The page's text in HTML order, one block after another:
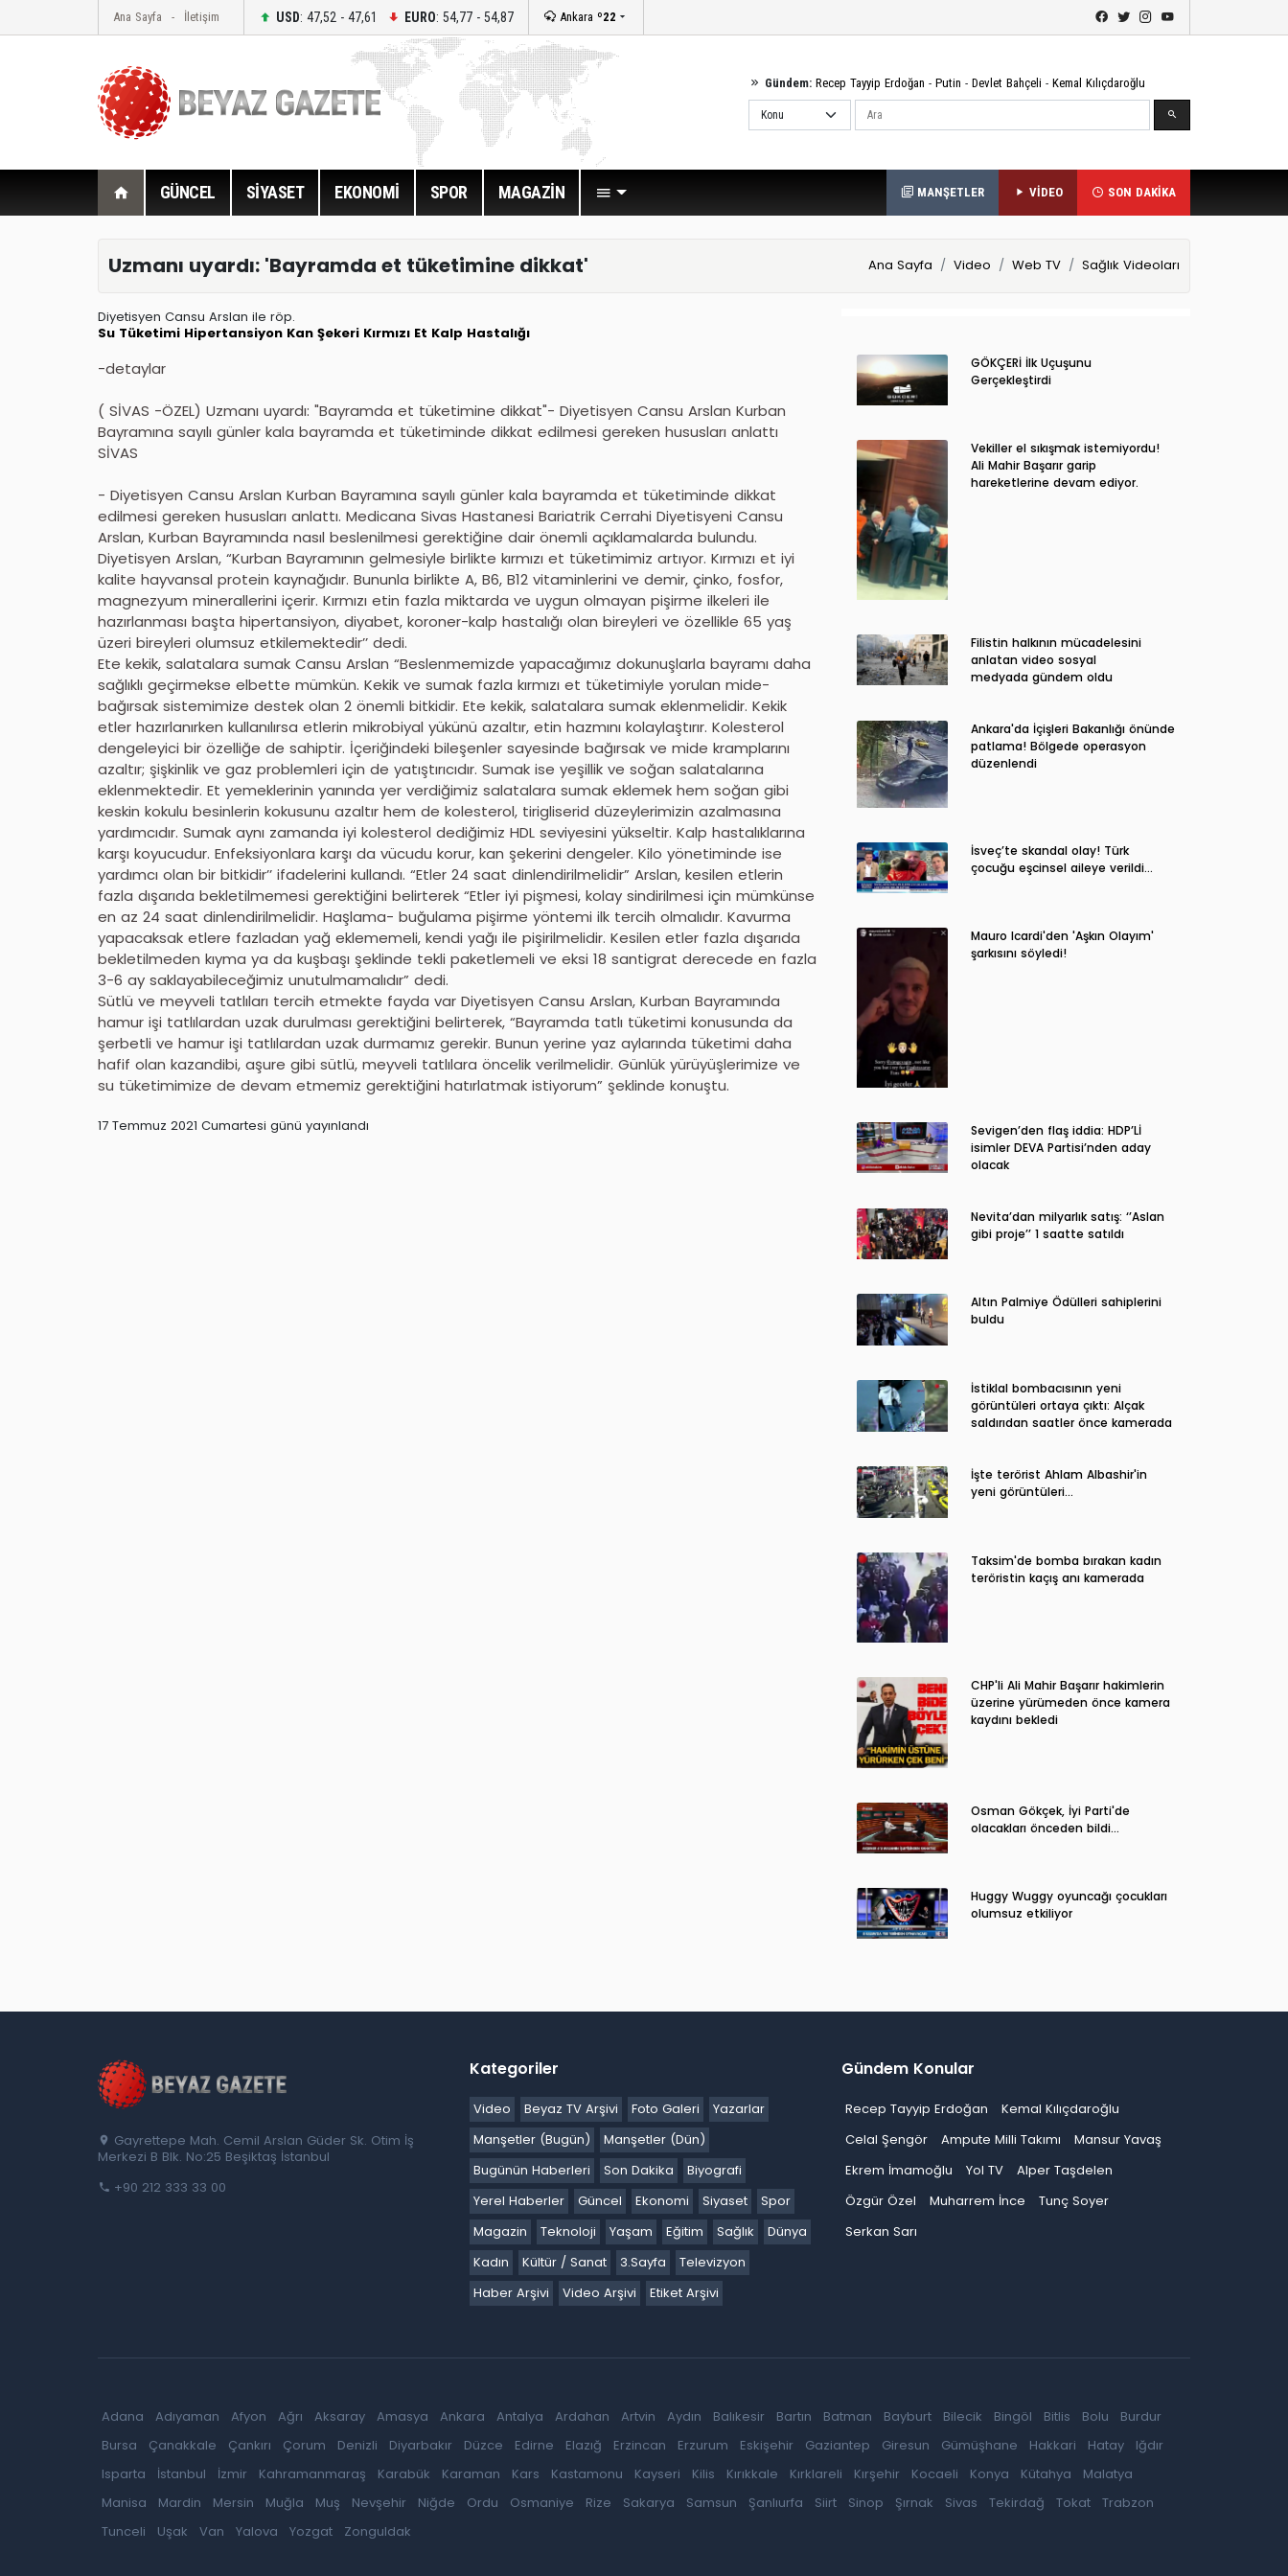
Ana Sayfa İletişim USD: 47,52 - 47,61 EURO: 54,77 - 54,87 Ankara º22
Gündem: Recep Tayyip Erdoğan - Putin - Devlet Bahçeli - Kemal Kılıçdaroğlu
Ara
GÜNCEL SİYASET EKONOMİ SPOR MAGAZİN MANŞETLER VİDEO SON DAKİKA
Uzmanı uyardı: 'Bayramda et tüketimine dikkat' Ana Sayfa Video Web TV Sağlık Videoları
Diyetisyen Cansu Arslan ile röp.
Su Tüketimi Hipertansiyon Kan Şekeri Kırmızı Et Kalp Hastalığı
-detaylar
( SİVAS -ÖZEL) Uzmanı uyardı: "Bayramda et tüketimine dikkat"- Diyetisyen Cansu Arslan Kurban
Bayramına sayılı günler kala bayramda et tüketiminde dikkat edilmesi gereken hususları anlattı
SİVAS
- Diyetisyen Cansu Arslan Kurban Bayramına sayılı günler kala bayramda et tüketiminde dikkat
edilmesi gereken hususları anlattı. Medicana Sivas Hastanesi Bariatrik Cerrahi Diyetisyeni Cansu
Arslan, Kurban Bayramında nasıl beslenilmesi gerektiğine dair önemli açıklamalarda bulundu.
Diyetisyen Arslan, “Kurban Bayramının gelmesiyle birlikte kırmızı et tüketimimiz artıyor. Kırmızı et iyi
kalite hayvansal protein kaynağıdır. Bununla birlikte A, B6, B12 vitaminlerini ve demir, çinko, fosfor,
magnezyum minerallerini içerir. Kırmızı etin fazla miktarda ve uygun olmayan pişirme ilkeleri ile
hazırlanması başta hipertansiyon, diyabet, koroner-kalp hastalığı olan bireyleri ve özellikle 65 yaş
üzeri bireyleri olumsuz etkilemektedir’’ dedi.
Ete kekik, salatalara sumak Cansu Arslan “Beslenmemizde yapacağımız dokunuşlarla bayramı daha
sağlıklı geçirmekse elbette mümkün. Kekik ve sumak fazla kırmızı et tüketimiyle yorulan mide-
bağırsak sistemimize destek olan 2 önemli bitkidir. Ete kekik, salatalara sumak eklenmelidir. Kekik
etler hazırlanırken kullanılırsa etlerin mikrobiyal yükünü azaltır, etin hazmını kolaylaştırır. Kolesterol
dengeleyici bir özelliğe de sahiptir. İçeriğindeki bileşenler sayesinde bağırsak ve mide kramplarını
azaltır; şişkinlik ve gaz problemleri için de yatıştırıcıdır. Sumak ise yeşillik ve soğan salatalarına
eklenmektedir. Et yemeklerinin yanında yer verdiğimiz salatalara sumak eklemek hem soğan gibi
keskin kokulu besinlerin kokusunu azaltır hem de kolesterol, tirigliserid düzeylerimizin azalmasına
yardımcıdır. Sumak aynı zamanda iyi kolesterol dediğimiz HDL seviyesini yükseltir. Kalp hastalıklarına
karşı koyucudur. Enfeksiyonlara karşı da vücudu korur, kan şekerini dengeler. Kilo yönetiminde ise
yardımcı olan bir bitkidir’’ ifadelerini kullandı. “Etler 24 saat dinlendirilmelidir” Arslan, kesilen etlerin
fazla dışarıda bekletilmemesi gerektiğini belirterek “Etler iyi pişmesi, kolay sindirilmesi için mümkünse
en az 24 saat dinlendirilmelidir. Haşlama- buğulama pişirme yöntemi ilk tercih olmalıdır. Kavurma
yapacaksak etlere fazladan yağ eklememeli, kendi yağı ile pişirilmelidir. Kesilen etler fazla dışarıda
bekletilmeden kıyma ya da kuşbaşı şeklinde tekli paketlemeli ve eksi 18 santigrat derecede en fazla
3-6 ay saklayabileceğimiz unutulmamalıdır” dedi.
Sütlü ve meyveli tatlıları tercih etmekte fayda var Diyetisyen Cansu Arslan, Kurban Bayramında
hamur işi tatlılardan uzak durulması gerektiğini belirterek, “Bayramda tatlı tüketimi konusunda da
şerbetli ve hamur işi tatlılardan uzak durmamız gerekir. Bunun yerine yaz aylarında tüketimi daha
hafif olan kazandibi, aşure gibi sütlü, meyveli tatlılara öncelik verilmelidir. Günlük yürüyüşlerimize ve
su tüketimimize de devam etmemiz gerektiğini hatırlatmak istiyorum” şeklinde konuştu.
17 Temmuz 2021 Cumartesi günü yayınlandı
GÖKÇERİ İlk Uçuşunu
Gerçekleştirdi
Vekiller el sıkışmak istemiyordu!
Ali Mahir Başarır garip
hareketlerine devam ediyor.
Filistin halkının mücadelesini
anlatan video sosyal
medyada gündem oldu
Ankara'da İçişleri Bakanlığı önünde
patlama! Bölgede operasyon
düzenlendi
İsveç’te skandal olay! Türk
çocuğu eşcinsel aileye verildi…
Mauro Icardi'den 'Aşkın Olayım'
şarkısını söyledi!
Sevigen’den flaş iddia: HDP’Lİ
isimler DEVA Partisi’nden aday
olacak
Nevita’dan milyarlık satış: ‘’Aslan
gibi proje’’ 1 saatte satıldı
Altın Palmiye Ödülleri sahiplerini
buldu
İstiklal bombacısının yeni
görüntüleri ortaya çıktı: Alçak
saldırıdan saatler önce kamerada
İşte terörist Ahlam Albashir'in
yeni görüntüleri…
Taksim'de bomba bırakan kadın
teröristin kaçış anı kamerada
CHP'li Ali Mahir Başarır hakimlerin
üzerine yürümeden önce kamera
kaydını bekledi
Osman Gökçek, İyi Parti'de
olacakları önceden bildi...
Huggy Wuggy oyuncağı çocukları
olumsuz etkiliyor
Gayrettepe Mah. Cemil Arslan Güder Sk. Otim İş
Merkezi B Blk. No:25 Beşiktaş İstanbul
+90 212 333 33 00
Kategoriler
Video Beyaz TV Arşivi Foto Galeri
Yazarlar
Manşetler (Bugün)
Manşetler (Dün)
Bugünün Haberleri
Son Dakika
Biyografi
Yerel Haberler
Güncel Ekonomi Siyaset
Spor
Magazin
Teknoloji Yaşam Eğitim Sağlık
Dünya
Kadın
Kültür / Sanat 3.Sayfa
Televizyon
Haber Arşivi
Video Arşivi Etiket Arşivi
Gündem Konular
Recep Tayyip Erdoğan
Kemal Kılıçdaroğlu
Celal Şengör
Ampute Milli Takımı
Mansur Yavaş
Ekrem İmamoğlu
Yol TV
Alper Taşdelen
Özgür Özel
Muharrem İnce
Tunç Soyer
Serkan Sarı
Adana Adıyaman Afyon Ağrı Aksaray Amasya Ankara Antalya Ardahan Artvin Aydın Balıkesir Bartın Batman Bayburt Bilecik Bingöl Bitlis Bolu
Burdur
Bursa
Çanakkale Çankırı Çorum Denizli Diyarbakır Düzce Edirne Elazığ Erzincan Erzurum Eskişehir Gaziantep Giresun Gümüşhane Hakkari Hatay
Iğdır
Isparta
İstanbul İzmir Kahramanmaraş Karabük Karaman Kars Kastamonu Kayseri Kilis Kırıkkale Kırklareli Kırşehir Kocaeli Konya Kütahya
Malatya
Manisa
Mardin Mersin Muğla Muş Nevşehir Niğde Ordu Osmaniye Rize Sakarya Samsun Şanlıurfa Siirt Sinop Şırnak Sivas Tekirdağ Tokat
Trabzon
Tunceli
Uşak Van Yalova Yozgat Zonguldak